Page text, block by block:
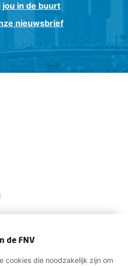
in de buurt
nieuwsbrief
de FNV
cookies die noodzakelijk zijn om